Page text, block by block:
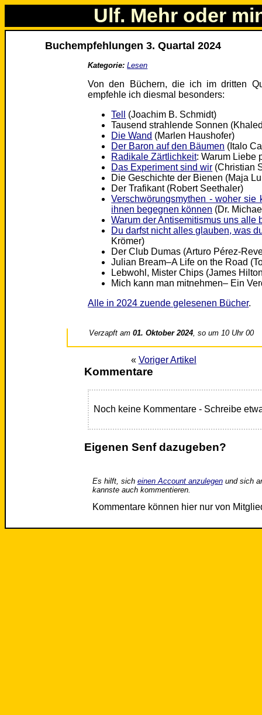
Ulf. Mehr oder
Buchempfehlungen 3. Quartal 2024
Kategorie: Lesen
Von den Büchern, die ich im dritten
empfehle ich diesmal besonders:
Tell
(Joachim B. Schmidt)
Tausend strahlende Sonnen
Die Wand (Marlen Haushofer)
Der Baron auf den Bäumen (Italo
Radikale Zärtlichkeit: Warum Liebe
Das Experiment sind wir (Christian
Die Geschichte der Bienen (Maja
Der Trafikant (Robert Seethaler)
Verschwörungsmythen - woher
ihnen begegnen können (Dr.
Warum der Antisemitismus uns alle
Du darfst nicht alles glauben, was
Krömer)
Der Club Dumas (Arturo Pérez-
Julian Bream–A Life on the Road
Lebwohl, Mister Chips (James
Mich kann man mitnehmen– Ein
Alle in 2024 zuende gelesenen Bücher.
Verzapft am01. Oktober 2024, so um 10 Uhr 00
« Voriger Artikel
Kommentare
Noch keine Kommentare - Schreibe
Eigenen Senf dazugeben?
Es hilft, sich einen Account anzulegenund sich
kannste auch kommentieren.
Kommentare können hier nur von